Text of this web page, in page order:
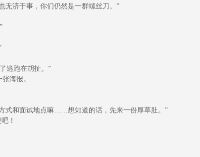
济于事，你们仍然是一群螺丝刀。”
逃跑在胡扯。”
海报。
式和面试地点嘛……想知道的话，先来一份厚草肚。”
！